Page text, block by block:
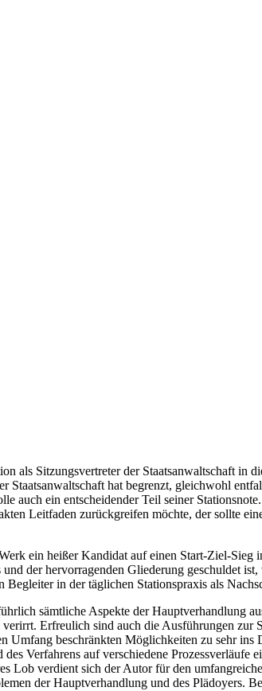
als Sitzungsvertreter der Staatsanwaltschaft in
hat begrenzt, gleichwohl
auch ein entscheidender Teil seiner
Leitfaden zurückgreifen möchte, der sollte
ein heißer Kandidat auf einen Start-Ziel-Sieg
der hervorragenden Gliederung geschuldet
in der täglichen Stationspraxis als
sämtliche Aspekte der Hauptverhandlung
Erfreulich sind auch die Ausführungen zur
beschränkten Möglichkeiten zu sehr ins
Verfahrens auf verschiedene
Lob verdient sich der Autor für den
der Hauptverhandlung und des Plädoyers.